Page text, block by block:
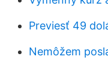
Previesť 49
Nemôžem